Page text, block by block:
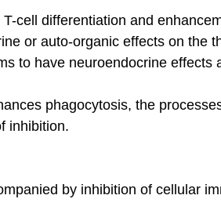
cell differentiation and
or auto-organic effects on the
to have neuroendocrine effects
phagocytosis, the
inhibition.
by inhibition of cellular